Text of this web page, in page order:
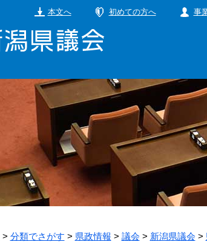
本文へ 初めての方へ 事
> 分類でさがす > 県政情報 > 議会 > 新潟県議会 >